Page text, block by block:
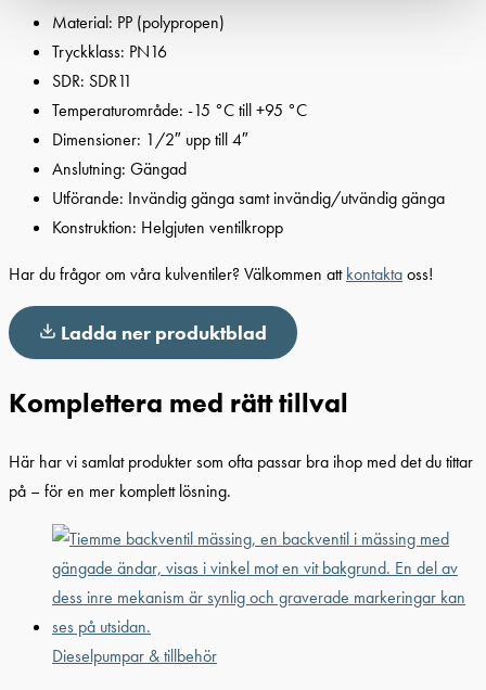
Material: PP (polypropen)
Tryckklass: PN16
SDR: SDR11
Temperaturområde: -15 °C till +95 °C
Dimensioner: 1/2″ upp till 4″
Anslutning: Gängad
Utförande: Invändig gänga samt invändig/utvändig gänga
Konstruktion: Helgjuten ventilkropp
Har du frågor om våra kulventiler? Välkommen attkontaktaoss!
Ladda ner produktblad
Komplettera med rätt tillval
Här har vi samlat produkter som ofta passar bra ihop med det du tittar
på – för en mer komplett lösning.
Dieselpumpar & tillbehör